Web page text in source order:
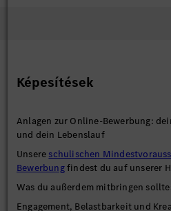
Képesítések
Anlagen zur Online-Bewerbung:
und dein Lebenslauf
Unsere schulischen
Bewerbungfindest du auf unserer
Was du außerdem mitbringen
Engagement, Belastbarkeit und